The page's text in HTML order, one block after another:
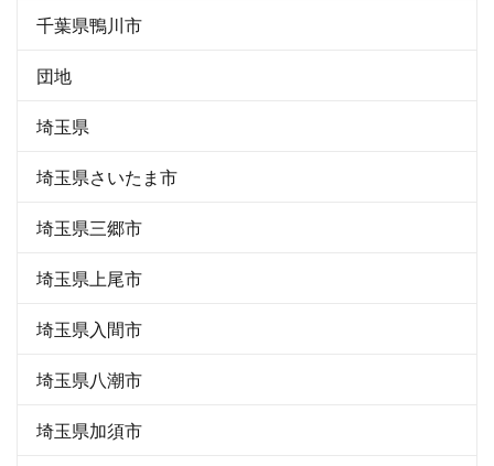
千葉県鴨川市
団地
埼玉県
埼玉県さいたま市
埼玉県三郷市
埼玉県上尾市
埼玉県入間市
埼玉県八潮市
埼玉県加須市